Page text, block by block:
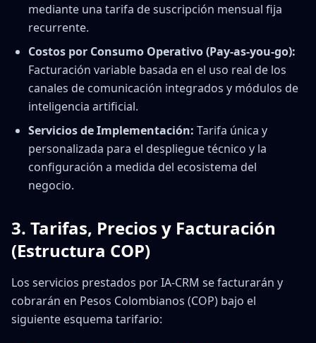
mediante una tarifa de suscripción mensual fija
recurrente.
Costos por Consumo Operativo (Pay-as-you-go):
Facturación variable basada en el uso real de los
canales de comunicación integrados y módulos de
inteligencia artificial.
Servicios de Implementación: Tarifa única y
personalizada para el despliegue técnico y la
configuración a medida del ecosistema del
negocio.
3. Tarifas, Precios y Facturación
(Estructura COP)
Los servicios prestados por IA-CRM se facturarán y
cobrarán en Pesos Colombianos (COP) bajo el
siguiente esquema tarifario: